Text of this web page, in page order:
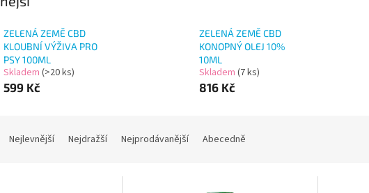
ZELENÁ ZEMĚ CBD
KLOUBNÍ VÝŽIVA PRO
PSY 100ML
Skladem (>20 ks)
599 Kč
ZELENÁ ZEMĚ CBD
KONOPNÝ OLEJ 10%
10ML
Skladem (7 ks)
816 Kč
Nejlevnější Nejdražší Nejprodávanější Abecedně